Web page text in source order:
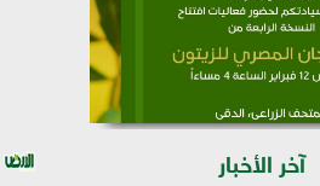
آخر الأخبار